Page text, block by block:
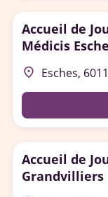
Accueil de
Médicis
place Esches,
Accueil de
Grandvilliers